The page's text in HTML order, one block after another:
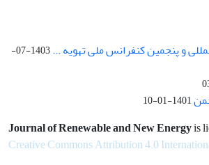
و پنجمین کنفرانس ملی تهویه ...
1403-07-
1401-01-10
Journal of Renewable and New Energyis
Creative Commons Attribution 4.0